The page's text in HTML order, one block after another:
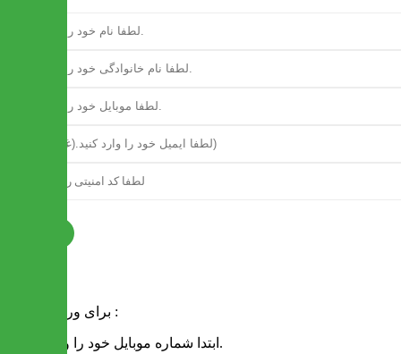
برای ورود به سایت :
1 - ابتدا شماره موبایل خود را وارد کنید.